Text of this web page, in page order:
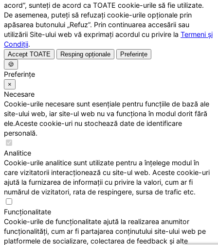
acord”, sunteți de acord ca TOATE cookie-urile să fie utilizate.
De asemenea, puteți să refuzați cookie-urile opționale prin
apăsarea butonului „Refuz”. Prin continuarea accesării sau
utilizării Site-ului web vă exprimați acordul cu privire la Termeni și
Condiții.
Accept TOATE Resping opționale
Preferințe
🍪
Preferințe
×
Necesare
Cookie-urile necesare sunt esențiale pentru funcțiile de bază ale
site-ului web, iar site-ul web nu va funcționa în modul dorit fără
ele.Aceste cookie-uri nu stochează date de identificare
personală.
Analitice
Cookie-urile analitice sunt utilizate pentru a înțelege modul în
care vizitatorii interacționează cu site-ul web. Aceste cookie-uri
ajută la furnizarea de informații cu privire la valori, cum ar fi
numărul de vizitatori, rata de respingere, sursa de trafic etc.
Funcționalitate
Cookie-urile de funcționalitate ajută la realizarea anumitor
funcționalități, cum ar fi partajarea conținutului site-ului web pe
platformele de socializare, colectarea de feedback și alte